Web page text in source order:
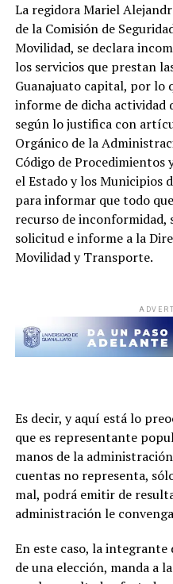
La regidora Mariel
de la Comisión de
Movilidad, se declara
los servicios que prestan
Guanajuato capital, por lo
informe de dicha actividad
según lo justifica con
Orgánico de la
Código de
el Estado y los Municipios
para informar que todo
recurso de inconformidad,
solicitud e informe a la
Movilidad y Transporte.
Es decir, y aquí está lo
que es representante
manos de la
cuentas no representa,
mal, podrá emitir de
administración le
En este caso, la
de una elección, manda a